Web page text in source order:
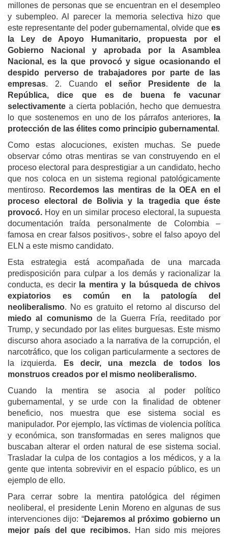
millones de personas que se encuentran en el desempleo
y subempleo. Al parecer la memoria selectiva hizo que
este representante del poder gubernamental, olvide que es
la Ley de Apoyo Humanitario, propuesta por el
Gobierno Nacional y aprobada por la Asamblea
Nacional, es la que provocó y sigue ocasionando el
despido perverso de trabajadores por parte de las
empresas. 2. Cuando el señor Presidente de la
República, dice que es de buena fe vacunar
selectivamente a cierta población, hecho que demuestra
lo que sostenemos en uno de los párrafos anteriores,
la
protección de las élites como principio gubernamental .
Como estas alocuciones, existen muchas. Se puede
observar cómo otras mentiras se van construyendo en el
proceso electoral para desprestigiar a un candidato, hecho
que nos coloca en un sistema regional patológicamente
mentiroso.
Recordemos las mentiras de la OEA en el
proceso electoral de Bolivia y la tragedia que éste
provocó. Hoy en un similar proceso electoral, la supuesta
documentación traída personalmente de Colombia –
famosa en crear falsos positivos-, sobre el falso apoyo del
ELN a este mismo candidato.
Esta estrategia está acompañada de una marcada
predisposición para culpar a los demás y racionalizar la
conducta, es decir la mentira y la búsqueda de chivos
expiatorios es común en la patología del
neoliberalismo. No es gratuito el retorno al discurso del
miedo al comunismode la Guerra Fría, reeditado por
Trump, y secundado por las elites burguesas. Este mismo
discurso ahora asociado a la narrativa de la corrupción, el
narcotráfico, que los coligan particularmente a sectores de
la izquierda.
Es decir, una mezcla de todos los
monstruos creados por el mismo neoliberalismo.
Cuando la mentira se asocia al poder político
gubernamental, y se urde con la finalidad de obtener
beneficio, nos muestra que ese sistema social es
manipulador. Por ejemplo, las víctimas de violencia política
y económica, son transformadas en seres malignos que
buscaban alterar el orden natural de ese sistema social.
Trasladar la culpa de los contagios a los médicos, y a la
gente que intenta sobrevivir en el espacio público, es un
ejemplo de ello.
Para cerrar sobre la mentira patológica del régimen
neoliberal, el presidente Lenin Moreno en algunas de sus
intervenciones dijo: “Dejaremos al próximo gobierno un
mejor país del que recibimos.
Han sido mis mejores